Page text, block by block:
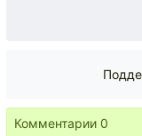
Комментарии 0